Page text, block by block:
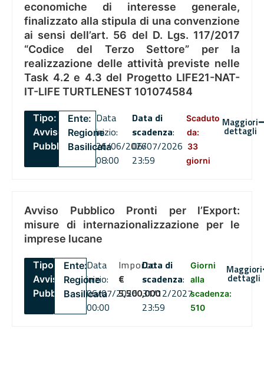
economiche di interesse generale,
finalizzato alla stipula di una convenzione
ai sensi dell’art. 56 del D. Lgs. 117/2017
“Codice del Terzo Settore” per la
realizzazione delle attività previste nelle
Task 4.2 e 4.3 del Progetto LIFE21-NAT-
IT-LIFE TURTLENEST 101074584
Tipo:
Avviso
Pubblico
Ente:
Regione
Basilicata
Data
inizio:
26/06/2026
08:00
Data di
scadenza:
06/07/2026
23:59
Scaduto
da:
33
giorni
Maggiori
dettagli
Avviso Pubblico Pronti per l’Export:
misure di internazionalizzazione per le
imprese lucane
Tipo:
Avviso
Pubblico
Ente:
Regione
Basilicata
Data
inizio:
06/07/2026
00:00
Importo
€
5,500,000
Data di
scadenza:
31/12/2027
23:59
Giorni
alla
scadenza:
510
Maggiori
dettagli